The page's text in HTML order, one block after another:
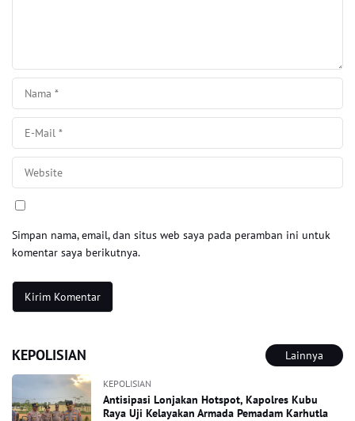
Simpan nama, email, dan situs web saya pada peramban ini untuk
komentar saya berikutnya.
KEPOLISIAN Lainnya
KEPOLISIAN
Antisipasi Lonjakan Hotspot, Kapolres Kubu
Raya Uji Kelayakan Armada Pemadam Karhutla